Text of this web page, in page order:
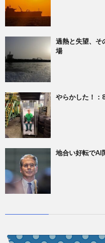
過熱と失望、そ
場
やらかした！：
地合い好転でAI